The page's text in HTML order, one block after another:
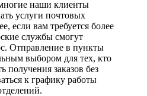
наши клиенты
услуги почтовых
если вам требуется более
службы смогут
Отправление в пункты
выбором для тех, кто
получения заказов без
к графику работы